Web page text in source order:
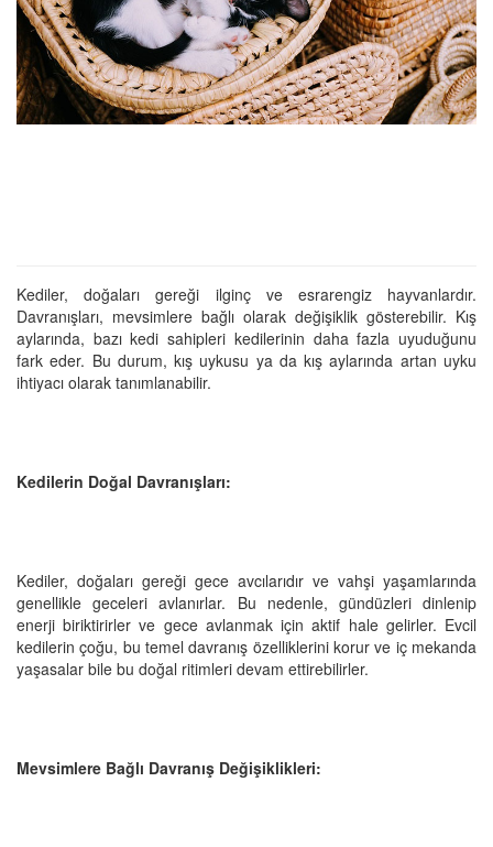
Kediler, doğaları gereği ilginç ve esrarengiz hayvanlardır.
Davranışları, mevsimlere bağlı olarak değişiklik gösterebilir. Kış
aylarında, bazı kedi sahipleri kedilerinin daha fazla uyuduğunu
fark eder. Bu durum, kış uykusu ya da kış aylarında artan uyku
ihtiyacı olarak tanımlanabilir.
Kedilerin Doğal Davranışları:
Kediler, doğaları gereği gece avcılarıdır ve vahşi yaşamlarında
genellikle geceleri avlanırlar. Bu nedenle, gündüzleri dinlenip
enerji biriktirirler ve gece avlanmak için aktif hale gelirler. Evcil
kedilerin çoğu, bu temel davranış özelliklerini korur ve iç mekanda
yaşasalar bile bu doğal ritimleri devam ettirebilirler.
Mevsimlere Bağlı Davranış Değişiklikleri: